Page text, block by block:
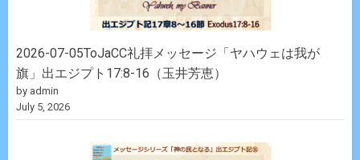
2026-07-05ToJaCC礼拝メッセージ「ヤハウェは我が
旗」出エジプト17:8-16（玉井芳恵）
by admin
July 5, 2026